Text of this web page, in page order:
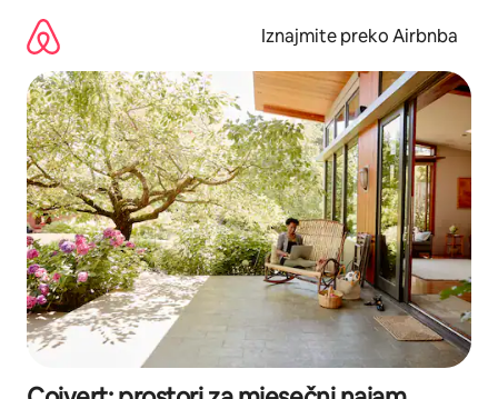
sadržaj
Iznajmite preko Airbnba